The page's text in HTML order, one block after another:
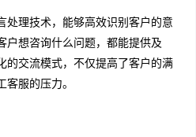
处理技术，能够高效识别客户的意
户想咨询什么问题，都能提供及
的交流模式，不仅提高了客户的满
服的压力。